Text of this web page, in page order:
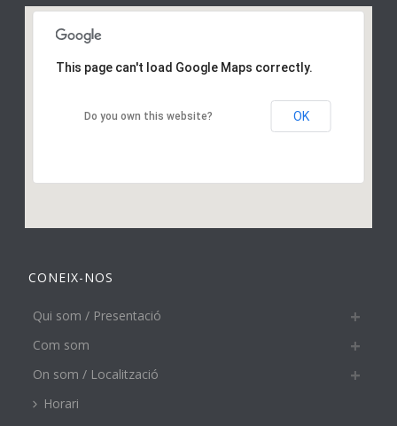
This page can't load Google Maps correctly.
Do you own this website? OK
CONEIX-NOS
Qui som / Presentació
Com som
On som / Localització
Horari